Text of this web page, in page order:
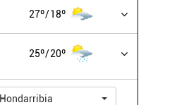
27º 18º
25º 20º
Hondarribia